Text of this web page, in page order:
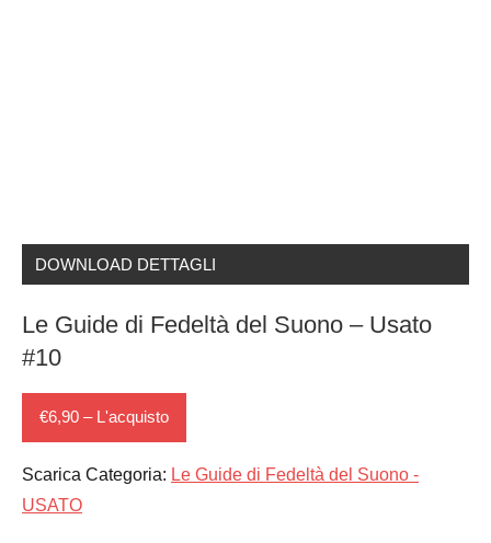
DOWNLOAD DETTAGLI
Le Guide di Fedeltà del Suono – Usato
#10
€6,90 – L'acquisto
Scarica Categoria: Le Guide di Fedeltà del Suono -
USATO